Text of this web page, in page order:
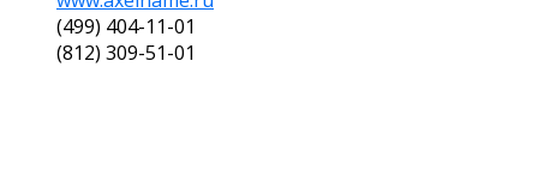
(499) 404-11-01
(812) 309-51-01